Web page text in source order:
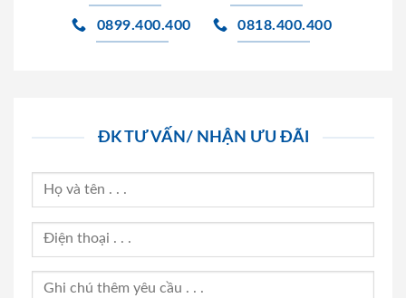
0899.400.400 0818.400.400
ĐK TƯ VẤN/ NHẬN ƯU ĐÃI